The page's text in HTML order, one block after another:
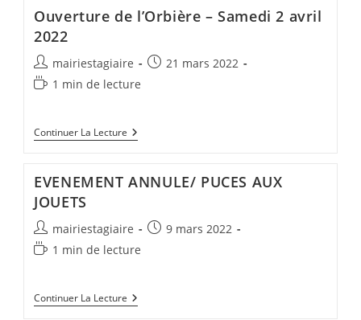
Ouverture de l’Orbière – Samedi 2 avril
2022
Auteur/autrice
de
mairiestagiaire
Publication
21 mars 2022
Temps1 min de lecture
Continuer La Lecture Ouverture
De
Samedi
2022
EVENEMENT ANNULE/ PUCES AUX
JOUETS
Auteur/autrice
de
mairiestagiaire
Publication
9 mars 2022
Temps1 min de lecture
Continuer La Lecture EVENEMENT
ANNULE/